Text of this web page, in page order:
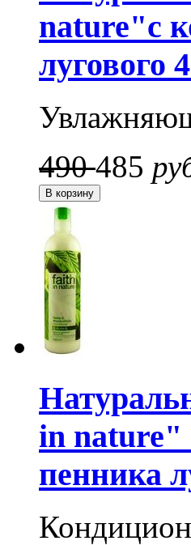
nature"с
лугового
490485
in nature"
пенника